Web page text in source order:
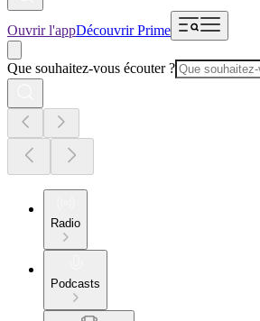
Ouvrir l'appDécouvrir Prime
Que souhaitez-vous écouter ?
Radio
Podcasts